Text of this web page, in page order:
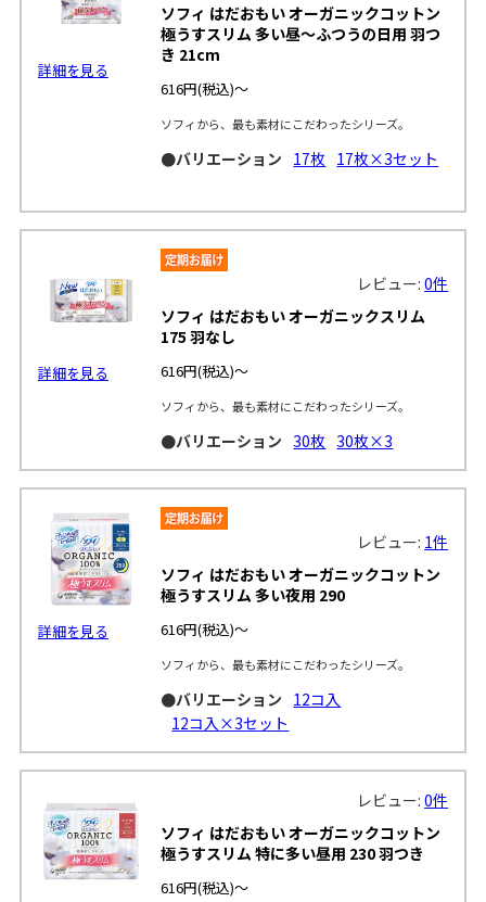
詳細を見る
ソフィ はだおもい オーガニックコットン
極うすスリム 多い昼～ふつうの日用 羽つ
き 21cm
616円(税込)～
ソフィから、最も素材にこだわったシリーズ。
●バリエーション 17枚 17枚×3セット
詳細を見る
レビュー:0件
ソフィ はだおもい オーガニックスリム
175 羽なし
616円(税込)～
ソフィから、最も素材にこだわったシリーズ。
●バリエーション 30枚 30枚×3
詳細を見る
レビュー: 1件
ソフィ はだおもい オーガニックコットン
極うすスリム 多い夜用 290
616円(税込)～
ソフィから、最も素材にこだわったシリーズ。
●バリエーション 12コ入
12コ入×3セット
レビュー:0件
ソフィ はだおもい オーガニックコットン
極うすスリム 特に多い昼用 230 羽つき
616円(税込)～